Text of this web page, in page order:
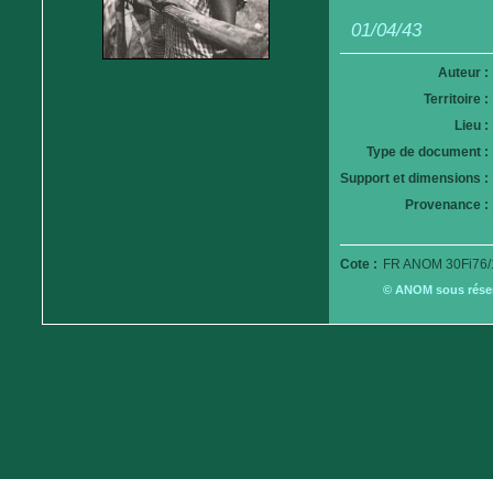
01/04/43
Auteur :
Territoire :
Lieu :
Type de document :
Support et dimensions :
Provenance :
Cote : FR ANOM
© ANOM sous